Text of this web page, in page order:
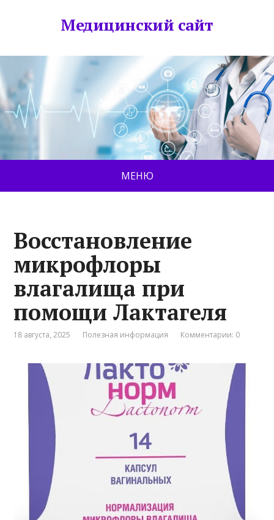
Медицинский сайт
МЕНЮ
Восстановление
микрофлоры
влагалища при
помощи Лактагеля
18 августа, 2025 Полезная информация Комментарии: 0